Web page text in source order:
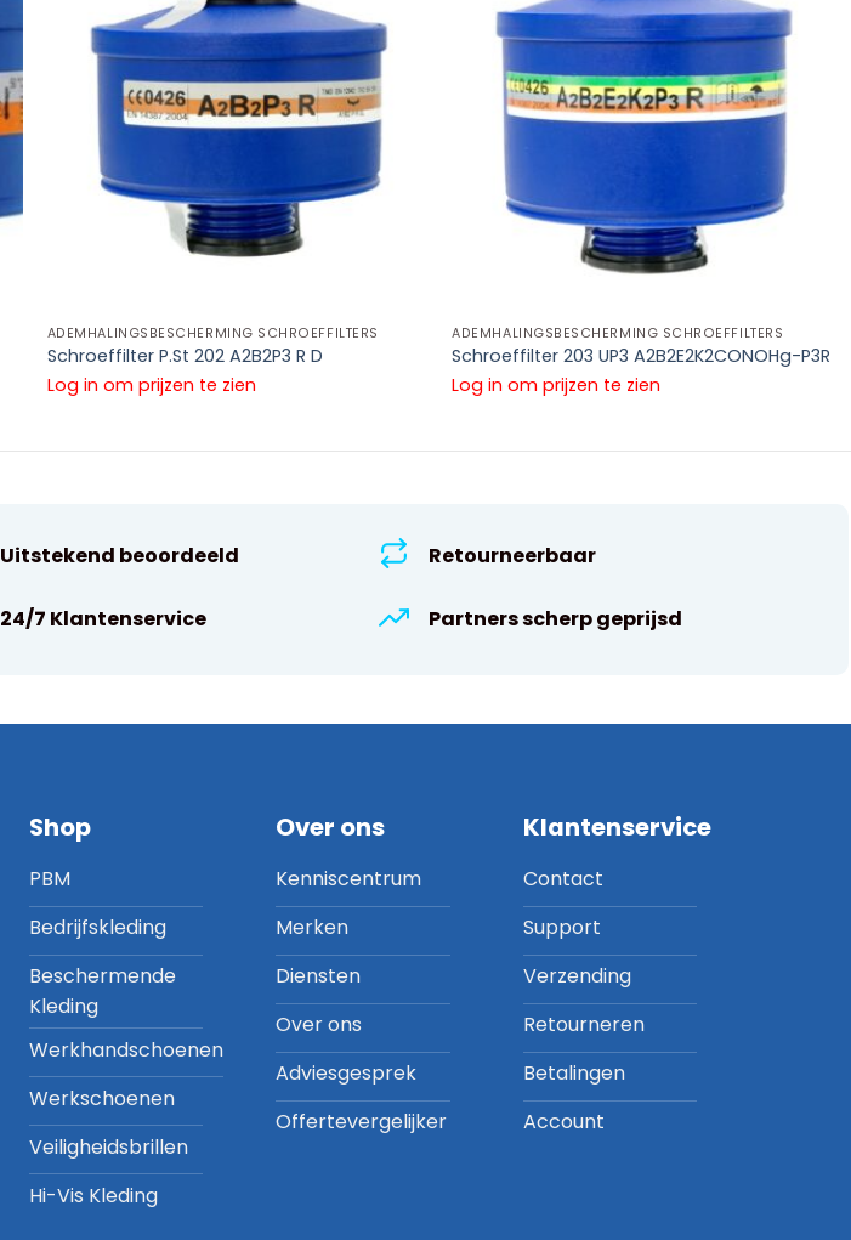
ADEMHALINGSBESCHERMING SCHROEFFILTERS
Schroeffilter P.St 202 A2B2P3 R D
Log in om prijzen te zien
ADEMHALINGSBESCHERMING SCHROEFFILTERS
Schroeffilter 203 UP3 A2B2E2K2CONOHg-P3R
Log in om prijzen te zien
Uitstekend beoordeeld
24/7 Klantenservice
Retourneerbaar
Partners scherp geprijsd
Shop
PBM
Bedrijfskleding
Beschermende
Kleding
Werkhandschoenen
Werkschoenen
Veiligheidsbrillen
Hi-Vis Kleding
Over ons
Kenniscentrum
Merken
Diensten
Over ons
Adviesgesprek
Offertevergelijker
Klantenservice
Contact
Support
Verzending
Retourneren
Betalingen
Account